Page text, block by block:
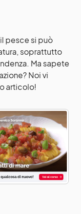
pesce si può
soprattutto
Ma sapete
Noi vi
articolo!